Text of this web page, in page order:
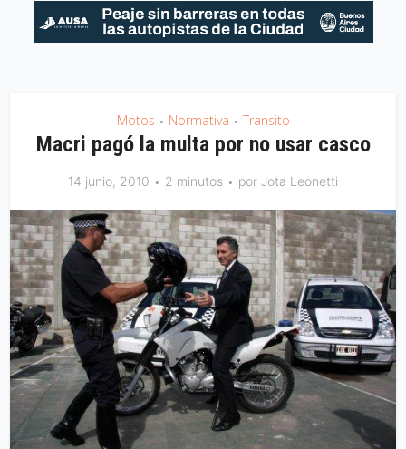
Motos • Normativa • Transito
Macri pagó la multa por no usar casco
14 junio, 2010 2 minutos por Jota Leonetti